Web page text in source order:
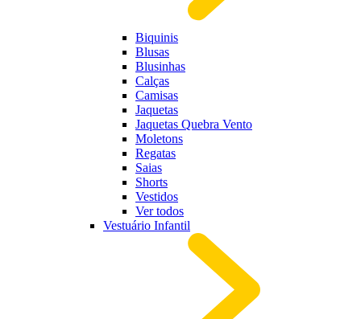
Biquinis
Blusas
Blusinhas
Calças
Camisas
Jaquetas
Jaquetas Quebra Vento
Moletons
Regatas
Saias
Shorts
Vestidos
Ver todos
Vestuário Infantil